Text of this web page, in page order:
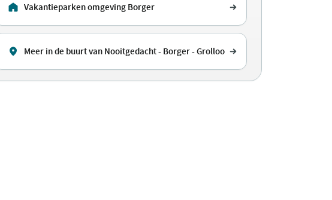
Vakantieparken omgeving Borger
Meer in de buurt van Nooitgedacht - Borger - Grolloo